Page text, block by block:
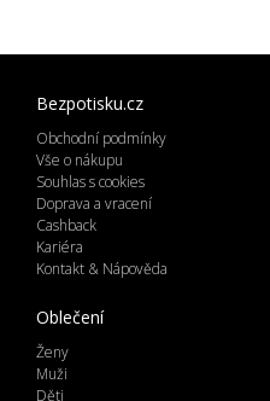
Bezpotisku.cz
Obchodní podmínky
Vše o nákupu
Souhlas s cookies
Doprava a vracení
Cashback
Kariéra
Kontakt & Nápověda
Oblečení
Ženy
Muži
Děti